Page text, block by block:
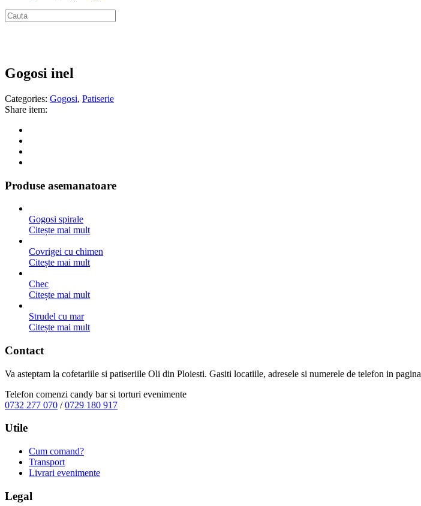
Gogosi inel
Categories: Gogosi, Patiserie
Share item:
Produse asemanatoare
Gogosi spirale
Citește mai mult
Covrigei cu chimen
Citește mai mult
Chec
Citește mai mult
Strudel cu mar
Citește mai mult
Contact
Va asteptam la cofetariile si patiseriile Oli din Ploiesti. Gasiti locatiile, adresele si numerele de telefon in pagina
Telefon comenzi candy bar si torturi evenimente
0732 277 070 /0729 180 917
Utile
Cum comand?
Transport
Livrari evenimente
Legal